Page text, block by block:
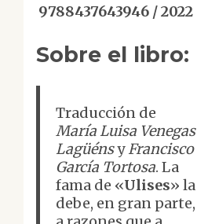
9788437643946 / 2022
Sobre el libro:
Traducción de
María Luisa Venegas
LagüénsyFrancisco
García Tortosa. La
fama de «Ulises» la
debe, en gran parte,